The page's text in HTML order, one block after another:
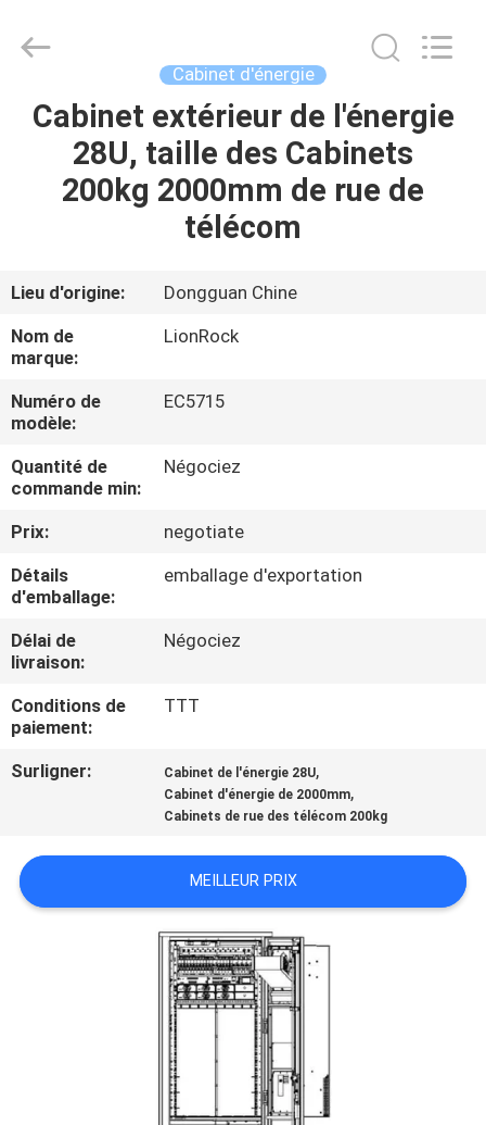
MAISON
PRODUITS
SUJET
DE
NOUS
VISITE
D'USINE
CONTRÔLE
DE
QUALITÉ
NOUS
DEMANDEZ
CITATION
corporate
limited.
Reserved.
Cabinet d'énergie
Cabinet extérieur de l'énergie
28U, taille des Cabinets
200kg 2000mm de rue de
télécom
Lieu d'origine:
Dongguan Chine
Nom de
marque:
LionRock
Numéro de
modèle:
EC5715
Quantité de
commande min:
Négociez
Prix:
negotiate
Détails
d'emballage:
emballage d'exportation
Délai de
livraison:
Négociez
Conditions de
paiement:
TTT
Surligner: Cabinet de l'énergie 28U,
Cabinet d'énergie de 2000mm,
Cabinets de rue des télécom 200kg
MEILLEUR PRIX